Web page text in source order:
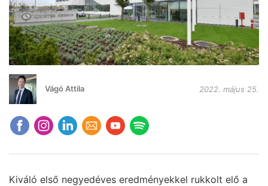
Vágó Attila 2022. május 25.
Kiváló első negyedéves eredményekkel rukkolt elő a